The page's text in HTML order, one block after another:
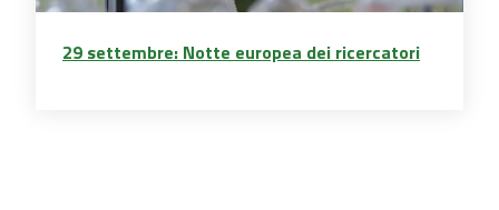
29 settembre: Notte europea dei ricercatori